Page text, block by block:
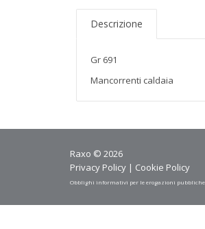
Descrizione
Gr 691
Mancorrenti caldaia
Raxo © 2026
Privacy Policy | Cookie Policy
Obblighi informativi per le erogazioni